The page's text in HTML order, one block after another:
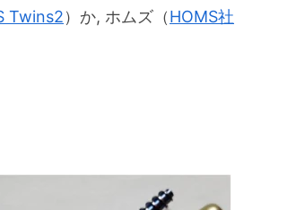
Twins2）か, ホムズ（HOMS社